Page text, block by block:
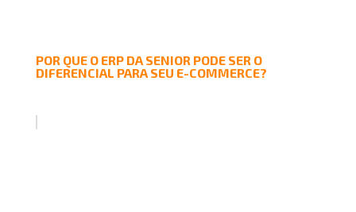
POR QUE O ERP DA SENIOR PODE SER O
DIFERENCIAL PARA SEU E-COMMERCE?